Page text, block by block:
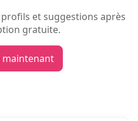
et suggestions après
gratuite.
maintenant